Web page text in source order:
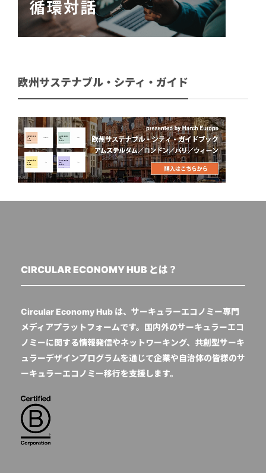
欧州サステナブル・シティ・ガイド
CIRCULAR ECONOMY HUB とは？
Circular Economy Hub は、サーキュラーエコノミー専門
メディアプラットフォームです。国内外のサーキュラーエコ
ノミーに関する情報発信やネットワーキング、共創型サーキ
ュラーデザインプログラムを通じて企業や自治体の皆様のサ
ーキュラーエコノミー移行を支援します。